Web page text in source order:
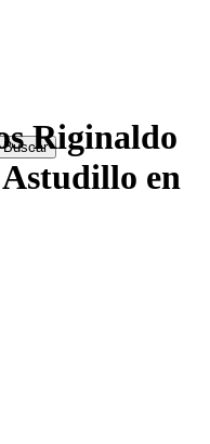
Riginaldo
en